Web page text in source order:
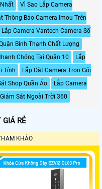
Vì Sao Lắp Camera
Thông Báo Camera Imou Trên
Lắp Camera Vantech Camera Số
Bình Thạnh Chất Lượng
Chóng Tại Quận 10
Lắp
Tính
Lắp Đặt Camera Trọn Gói
Shop Quần Áo
Lắp Camera
Sát Ngoài Trời 360
GIÁ RẺ
KHẢO